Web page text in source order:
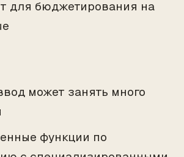
для бюджетирования на
может занять много
функции по